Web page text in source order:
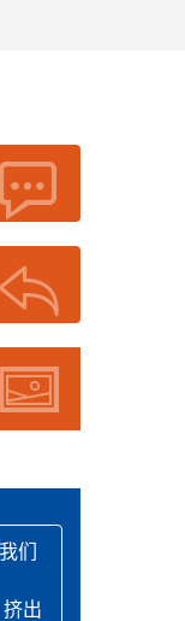
们
出